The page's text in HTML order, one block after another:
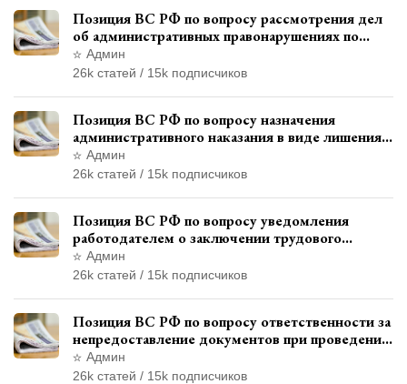
Позиция ВС РФ по вопросу рассмотрения дел
об административных правонарушениях по
месту жительства и сроков давности
привлечения к ответственности
Админ
26k статей / 15k подписчиков
Позиция ВС РФ по вопросу назначения
административного наказания в виде лишения
права управления транспортными средствами
Админ
26k статей / 15k подписчиков
Позиция ВС РФ по вопросу уведомления
работодателем о заключении трудового
договора с бывшим государственным
служащим
Админ
26k статей / 15k подписчиков
Позиция ВС РФ по вопросу ответственности за
непредоставление документов при проведении
контроля и надзора
Админ
26k статей / 15k подписчиков